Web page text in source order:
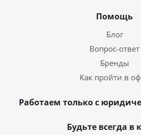
Помощь
Блог
Вопрос-ответ
Бренды
Как пройти в
Работаем только с
Будьте всегда в